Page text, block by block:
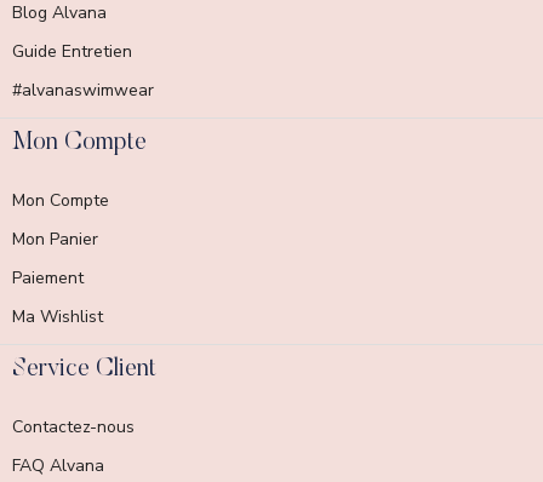
Blog Alvana
Guide Entretien
#alvanaswimwear
Mon Compte
Mon Compte
Mon Panier
Paiement
Ma Wishlist
Service Client
Contactez-nous
FAQ Alvana